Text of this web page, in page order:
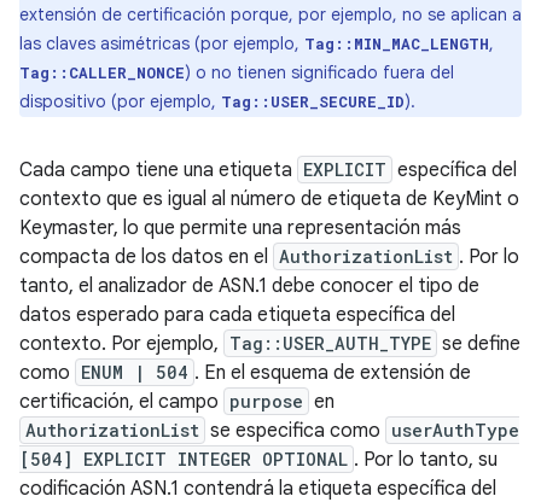
extensión de certificación porque, por ejemplo, no se aplican a
las claves asimétricas (por ejemplo, Tag::MIN_MAC_LENGTH,
Tag::CALLER_NONCE) o no tienen significado fuera del
dispositivo (por ejemplo, Tag::USER_SECURE_ID).
Cada campo tiene una etiqueta EXPLICIT específica del
contexto que es igual al número de etiqueta de KeyMint o
Keymaster, lo que permite una representación más
compacta de los datos en el AuthorizationList . Por lo
tanto, el analizador de ASN.1 debe conocer el tipo de
datos esperado para cada etiqueta específica del
contexto. Por ejemplo, Tag::USER_AUTH_TYPE se define
como ENUM | 504 . En el esquema de extensión de
certificación, el campo purpose en
AuthorizationList se especifica como userAuthType
[504] EXPLICIT INTEGER OPTIONAL . Por lo tanto, su
codificación ASN.1 contendrá la etiqueta específica del